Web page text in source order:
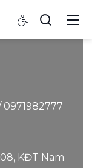
0971982777
KĐT Nam